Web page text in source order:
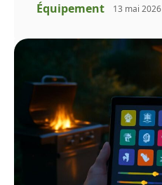
Équipement 13 mai 2026